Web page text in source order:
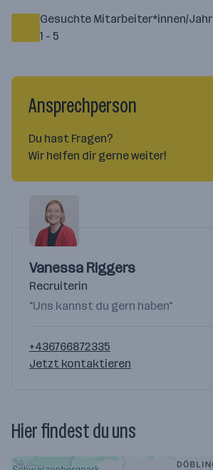
Gesuchte Mitarbeiter*innen/Jahr
1 - 5
Ansprechperson
Du hast Fragen?
Wir helfen dir gerne weiter!
Vanessa Riggers
Recruiterin
"Uns kannst du gern haben"
+436766872335
Jetzt kontaktieren
Hier findest du uns